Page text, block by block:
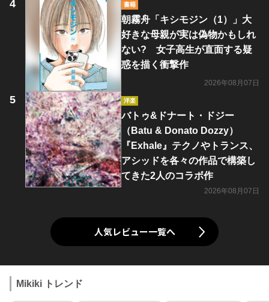
書籍
朝霧舟「キシモジン（1）」大
好きな母親が実は偽物かもしれ
ない? 女子高生が直面する疑
惑を描く衝撃作
2026年08月07日
洋楽
バトゥ&ドナート・ドジー
（Batu & Donato Dozzy）
『Exhale』テクノやトランス、
アシッドを各々の作品で構築し
てきた2人のコラボ作
2026年08月07日
人気レビュー一覧へ
Mikiki トレンド